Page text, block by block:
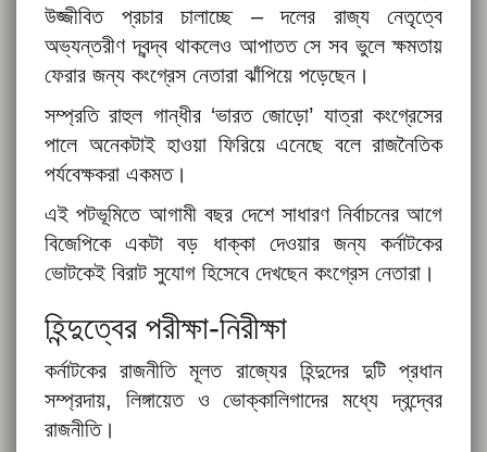
উজ্জীবিত প্রচার চালাচ্ছে – দলের রাজ্য নেতৃত্বে
অভ্যন্তরীণ দ্বন্দ্ব থাকলেও আপাতত সে সব ভুলে ক্ষমতায়
ফেরার জন্য কংগ্রেস নেতারা ঝাঁপিয়ে পড়েছেন।
সম্প্রতি রাহুল গান্ধীর ‘ভারত জোড়ো’ যাত্রা কংগ্রেসের
পালে অনেকটাই হাওয়া ফিরিয়ে এনেছে বলে রাজনৈতিক
পর্যবেক্ষকরা একমত।
এই পটভূমিতে আগামী বছর দেশে সাধারণ নির্বাচনের আগে
বিজেপিকে একটা বড় ধাক্কা দেওয়ার জন্য কর্নাটকের
ভোটকেই বিরাট সুযোগ হিসেবে দেখছেন কংগ্রেস নেতারা।
হিন্দুত্বের পরীক্ষা-নিরীক্ষা
কর্নাটকের রাজনীতি মূলত রাজ্যের হিন্দুদের দুটি প্রধান
সম্প্রদায়, লিঙ্গায়েত ও ভোক্কালিগাদের মধ্যে দ্বন্দ্বের
রাজনীতি।